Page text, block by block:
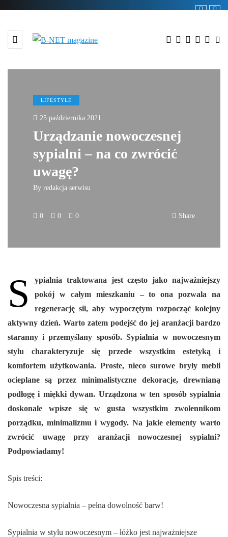
LIFESTYLE
25 października 2021
Urządzanie nowoczesnej
sypialni – na co zwrócić
uwagę?
By redakcja serwisu
0 0 0 Share
S
ypialnia traktowana jest często jako najważniejszy
pokój w całym mieszkaniu – to ona pozwala na
regenerację sił, aby wypoczętym rozpocząć kolejny
aktywny dzień. Warto zatem podejść do jej aranżacji bardzo
staranny i przemyślany sposób. Sypialnia w nowoczesnym
stylu charakteryzuje się przede wszystkim estetyką i
komfortem użytkowania. Proste, nieco surowe bryły mebli
ocieplane są przez minimalistyczne dekoracje, drewnianą
podłogę i miękki dywan. Urządzona w ten sposób sypialnia
doskonale wpisze się w gusta wszystkim zwolennikom
porządku, minimalizmu i wygody. Na jakie elementy warto
zwrócić uwagę przy aranżacji nowoczesnej sypialni?
Podpowiadamy!
Spis treści:
Nowoczesna sypialnia – pełna dowolność barw!
Sypialnia w stylu nowoczesnym – łóżko jest najważniejsze